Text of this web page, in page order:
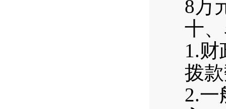
8万
十
1.
拨
2.一